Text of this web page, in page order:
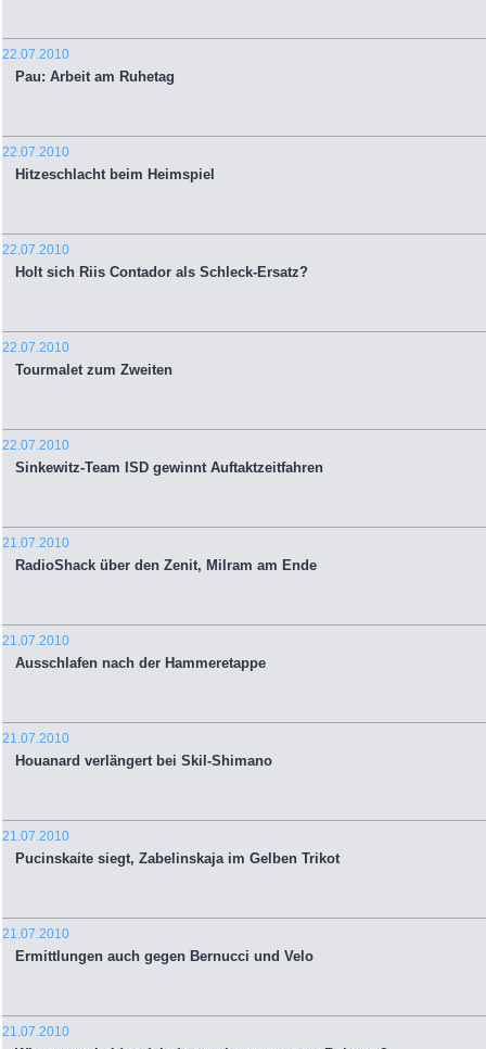
22.07.2010
Pau: Arbeit am Ruhetag
22.07.2010
Hitzeschlacht beim Heimspiel
22.07.2010
Holt sich Riis Contador als Schleck-Ersatz?
22.07.2010
Tourmalet zum Zweiten
22.07.2010
Sinkewitz-Team ISD gewinnt Auftaktzeitfahren
21.07.2010
RadioShack über den Zenit, Milram am Ende
21.07.2010
Ausschlafen nach der Hammeretappe
21.07.2010
Houanard verlängert bei Skil-Shimano
21.07.2010
Pucinskaite siegt, Zabelinskaja im Gelben Trikot
21.07.2010
Ermittlungen auch gegen Bernucci und Velo
21.07.2010